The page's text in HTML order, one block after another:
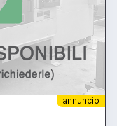
annuncio